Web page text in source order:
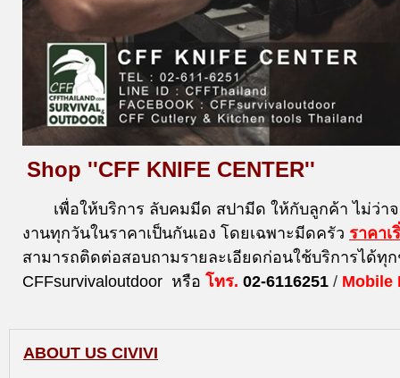
Shop ''CFF KNIFE CENTER''
เพื่อให้บริการ ลับคมมีด สปามีด ให้กับลูกค้า ไม่ว่
งานทุกวันในราคาเป็นกันเอง โดยเฉพาะมีดครัว ราคาเ
สามารถติดต่อสอบถามรายละเอียดก่อนใช้บริการได้ทุ
CFFsurvivaloutdoor หรือ โทร. 02-6116251 / Mobile
ABOUT US CIVIVI